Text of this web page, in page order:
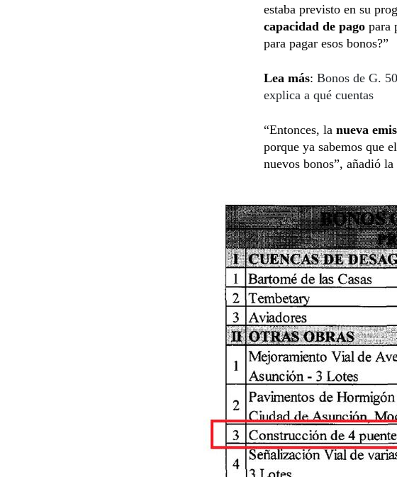
estaba previsto en su
capacidad de pago para
para pagar esos bonos?”
Lea más: Bonos de G.
explica a qué cuentas
“Entonces, la nueva
porque ya sabemos que
nuevos bonos”, añadió